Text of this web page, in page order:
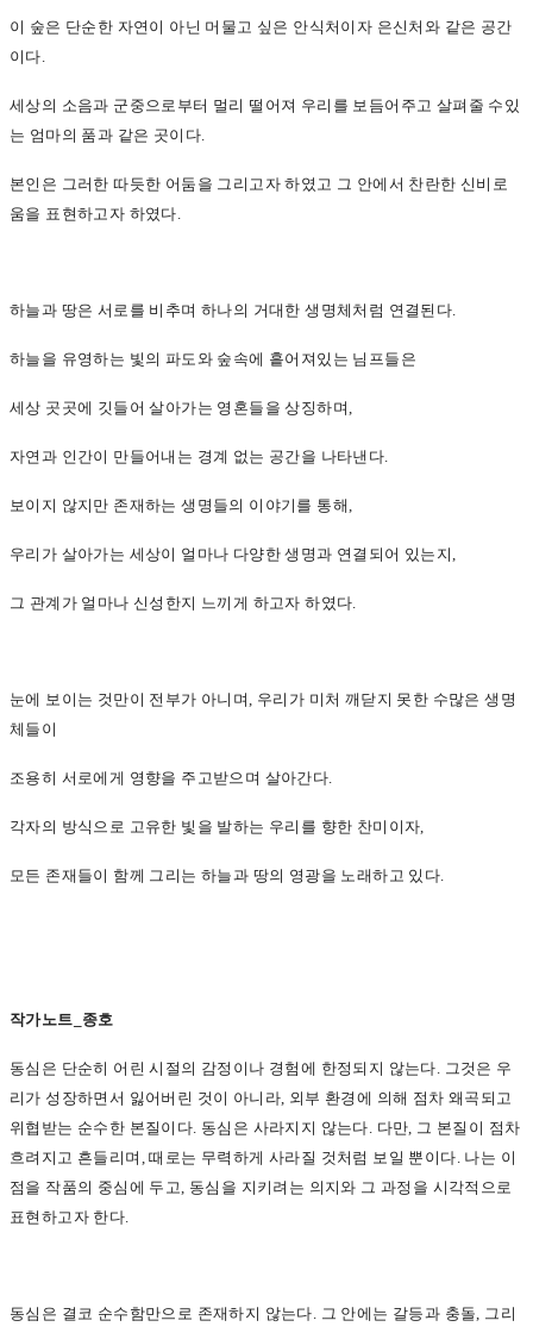
이 숲은 단순한 자연이 아닌 머물고 싶은 안식처이자 은신처와 같은 공간
이다.
세상의 소음과 군중으로부터 멀리 떨어져 우리를 보듬어주고 살펴줄 수있
는 엄마의 품과 같은 곳이다.
본인은 그러한 따듯한 어둠을 그리고자 하였고 그 안에서 찬란한 신비로
움을 표현하고자 하였다.
하늘과 땅은 서로를 비추며 하나의 거대한 생명체처럼 연결된다.
하늘을 유영하는 빛의 파도와 숲속에 흩어져있는 님프들은
세상 곳곳에 깃들어 살아가는 영혼들을 상징하며,
자연과 인간이 만들어내는 경계 없는 공간을 나타낸다.
보이지 않지만 존재하는 생명들의 이야기를 통해,
우리가 살아가는 세상이 얼마나 다양한 생명과 연결되어 있는지,
그 관계가 얼마나 신성한지 느끼게 하고자 하였다.
눈에 보이는 것만이 전부가 아니며, 우리가 미처 깨닫지 못한 수많은 생명
체들이
조용히 서로에게 영향을 주고받으며 살아간다.
각자의 방식으로 고유한 빛을 발하는 우리를 향한 찬미이자,
모든 존재들이 함께 그리는 하늘과 땅의 영광을 노래하고 있다.
작가노트_종호
동심은 단순히 어린 시절의 감정이나 경험에 한정되지 않는다. 그것은 우
리가 성장하면서 잃어버린 것이 아니라, 외부 환경에 의해 점차 왜곡되고
위협받는 순수한 본질이다. 동심은 사라지지 않는다. 다만, 그 본질이 점차
흐려지고 흔들리며, 때로는 무력하게 사라질 것처럼 보일 뿐이다. 나는 이
점을 작품의 중심에 두고, 동심을 지키려는 의지와 그 과정을 시각적으로
표현하고자 한다.
동심은 결코 순수함만으로 존재하지 않는다. 그 안에는 갈등과 충돌, 그리